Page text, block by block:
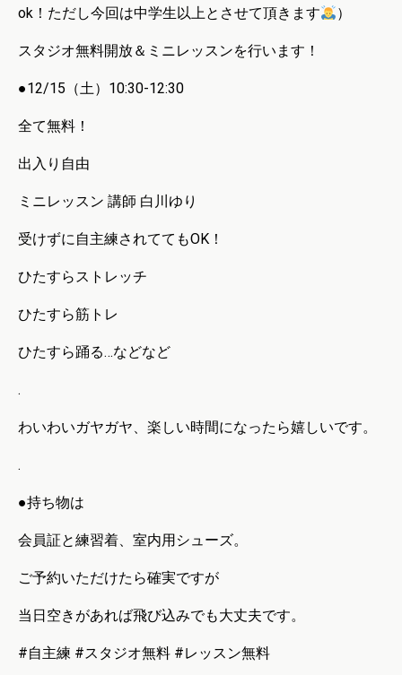
ok ！ただし今回は中学生以上とさせて頂きます ）
スタジオ無料開放＆ミニレッスンを行います！
●12/15 （土） 10:30-12:30
全て無料！
出入り自由
ミニレッスン 講師 白川ゆり
受けずに自主練されててもOK！
ひたすらストレッチ
ひたすら筋トレ
ひたすら踊る…などなど
.
わいわいガヤガヤ、楽しい時間になったら嬉しいです。
.
●持ち物は
会員証と練習着、室内用シューズ。
ご予約いただけたら確実ですが
当日空きがあれば飛び込みでも大丈夫です。
#自主練 #スタジオ無料 #レッスン無料